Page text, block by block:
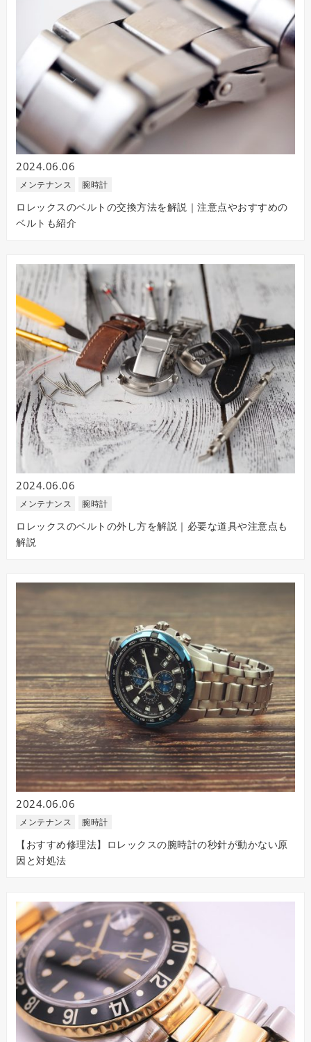
2024.06.06
メンテナンス 腕時計
ロレックスのベルトの交換方法を解説｜注意点やおすすめの
ベルトも紹介
2024.06.06
メンテナンス 腕時計
ロレックスのベルトの外し方を解説｜必要な道具や注意点も
解説
2024.06.06
メンテナンス 腕時計
【おすすめ修理法】ロレックスの腕時計の秒針が動かない原
因と対処法